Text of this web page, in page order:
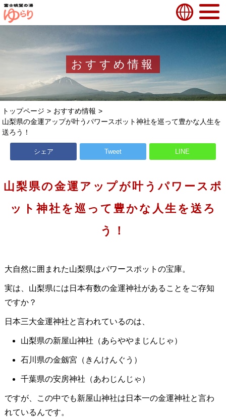
おすすめ情報
トップページ
おすすめ情報
山梨県の金運アップが叶うパワースポット神社を巡って豊かな人生を
送ろう！
シェア Tweet LINE
山梨県の金運アップが叶うパワースポ
ット神社を巡って豊かな人生を送ろ
う！
大自然に囲まれた山梨県はパワースポットの宝庫。
実は、山梨県には日本有数の金運神社があることをご存知
ですか？
日本三大金運神社と言われているのは、
山梨県の新屋山神社（あらややまじんじゃ）
石川県の金劔宮（きんけんぐう）
千葉県の安房神社（あわじんじゃ）
ですが、この中でも新屋山神社は日本一の金運神社と言わ
れているんです。